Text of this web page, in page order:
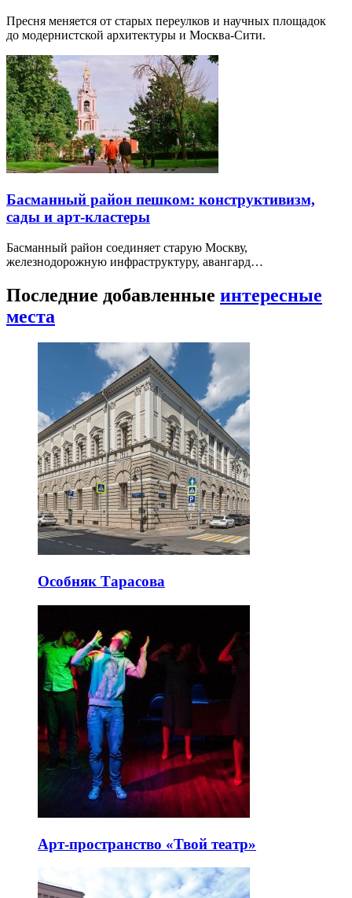
Пресня меняется от старых переулков и научных площадок
до модернистской архитектуры и Москва-Сити.
Басманный район пешком: конструктивизм,
сады и арт-кластеры
Басманный район соединяет старую Москву,
железнодорожную инфраструктуру, авангард…
Последние добавленные интересные
места
Особняк Тарасова
Арт-пространство «Твой театр»